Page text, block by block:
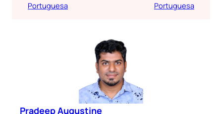
Portuguesa
Portuguesa
Pradeep Augustine